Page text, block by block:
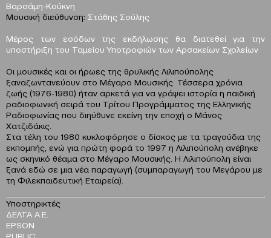
Βαρσάμη-Κούκνη
Μουσική διεύθυνση: Στάθης Σούλης
Μέρος των εσόδων της εκδήλωσης θα διατεθεί για την
υποστήριξη του Ταμείου Υποτροφιών των Αρσακείων Σχολείων
Οι μουσικές και οι ήρωες της θρυλικής Λιλιπούπολης
ξαναζωντανεύουν στο Μέγαρο Μουσικής. Τέσσερα χρόνια
ζωής (1976-1980) ήταν αρκετά για να γράψει ιστορία η παιδική
ραδιοφωνική σειρά του Τρίτου Προγράμματος της Ελληνικής
Ραδιοφωνίας που διηύθυνε εκείνη την εποχή ο Μάνος
Χατζιδάκις.
Στα τέλη του 1980 κυκλοφόρησε ο δίσκος με τα τραγούδια της
εκπομπής, ενώ για πρώτη φορά το 1997 η Λιλιπούπολη ανέβηκε
ως σκηνικό θέαμα στο Μέγαρο Μουσικής. Η Λιλιπούπολη είναι
ξανά εδώ σε μια νέα παραγωγή (συμπαραγωγή του Μεγάρου με
τη Φιλεκπαιδευτική Εταιρεία).
Υποστηρικτές
ΔΕΛΤΑ Α.Ε.
EPSON
PUBLIC